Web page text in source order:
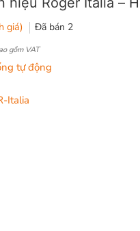
giá) Đã bán 2
gồm VAT
tự động
Italia